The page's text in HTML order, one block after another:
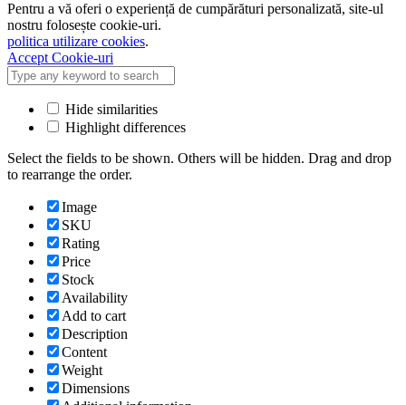
Pentru a vă oferi o experiență de cumpărături personalizată, site-ul
nostru folosește cookie-uri.
politica utilizare cookies.
Accept Cookie-uri
Hide similarities
Highlight differences
Select the fields to be shown. Others will be hidden. Drag and drop
to rearrange the order.
Image
SKU
Rating
Price
Stock
Availability
Add to cart
Description
Content
Weight
Dimensions